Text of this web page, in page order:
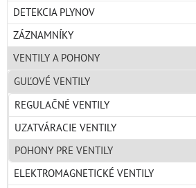
DETEKCIA PLYNOV
ZÁZNAMNÍKY
VENTILY A POHONY
GUĽOVÉ VENTILY
REGULAČNÉ VENTILY
UZATVÁRACIE VENTILY
POHONY PRE VENTILY
ELEKTROMAGNETICKÉ VENTILY